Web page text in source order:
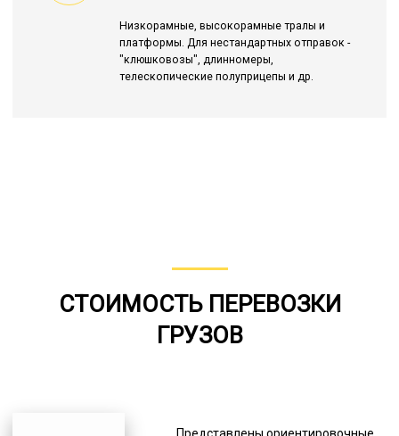
Низкорамные, высокорамные тралы и
платформы. Для нестандартных отправок -
"клюшковозы", длинномеры,
телескопические полуприцепы и др.
СТОИМОСТЬ ПЕРЕВОЗКИ
ГРУЗОВ
Представлены ориентировочные